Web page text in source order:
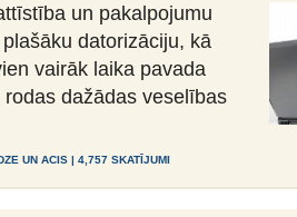
un pakalpojumu
datorizāciju, kā
vairāk laika pavada
dažādas veselības
UN ACIS | 4,757 SKATĪJUMI